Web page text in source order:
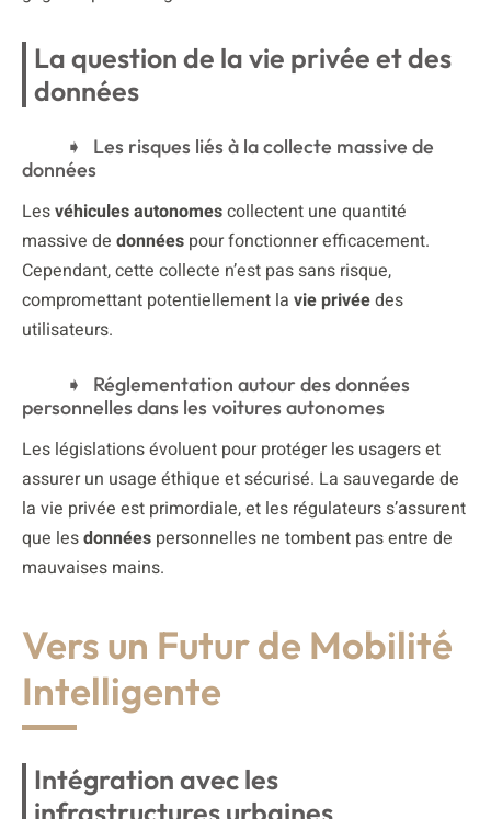
La question de la vie privée et des
données
Les risques liés à la collecte massive de
données
Lesvéhicules autonomescollectent une quantité
massive de données pour fonctionner efficacement.
Cependant, cette collecte n’est pas sans risque,
compromettant potentiellement la vie privéedes
utilisateurs.
Réglementation autour des données
personnelles dans les voitures autonomes
Les législations évoluent pour protéger les usagers et
assurer un usage éthique et sécurisé. La sauvegarde de
la vie privée est primordiale, et les régulateurs s’assurent
que lesdonnées personnelles ne tombent pas entre de
mauvaises mains.
Vers un Futur de Mobilité
Intelligente
Intégration avec les